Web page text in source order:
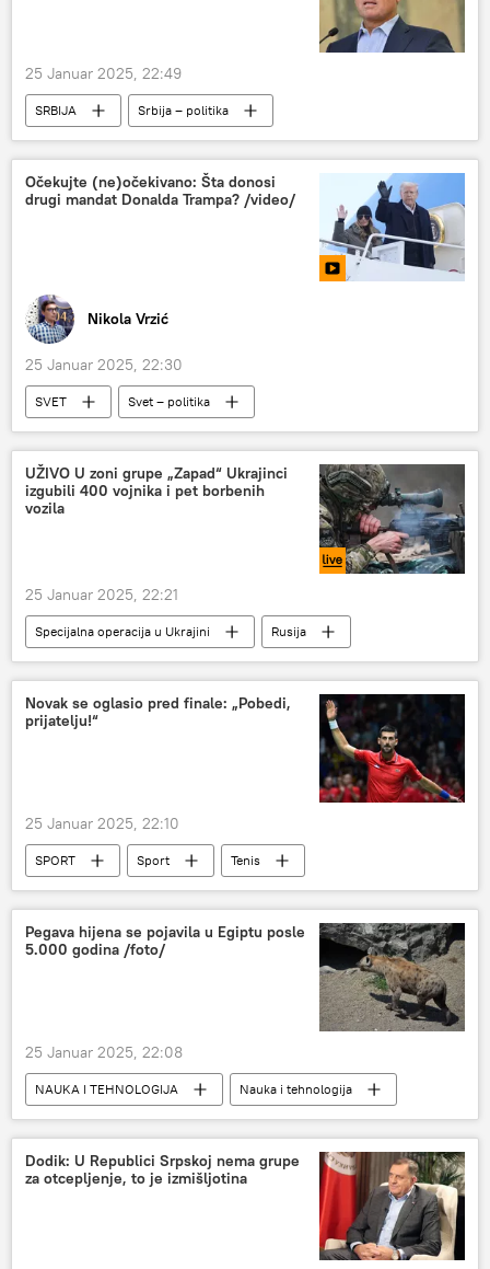
25 Januar 2025, 22:49
SRBIJA Srbija – politika
Očekujte (ne)očekivano: Šta donosi
drugi mandat Donalda Trampa? /video/
Nikola Vrzić
25 Januar 2025, 22:30
SVET
Svet – politika
Novi Sputnjik poredak s Nikolom Vrzićem
Komentari i Analitika
UŽIVO U zoni grupe „Zapad“ Ukrajinci
izgubili 400 vojnika i pet borbenih
vozila
25 Januar 2025, 22:21
Specijalna operacija u Ukrajini
Rusija
Rusija – politika
Rusija – vojska i naoružanje
Specijalna vojna operacija u Ukrajini – vesti
Ukrajina
Novak se oglasio pred finale: „Pobedi,
prijatelju!“
25 Januar 2025, 22:10
SPORT Sport
Tenis
Novak Đoković
Aleksander Zverev
Pegava hijena se pojavila u Egiptu posle
5.000 godina /foto/
25 Januar 2025, 22:08
NAUKA I TEHNOLOGIJA
Nauka i tehnologija
Egipat
Dodik: U Republici Srpskoj nema grupe
za otcepljenje, to je izmišljotina